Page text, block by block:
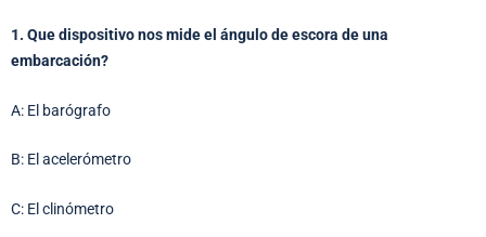
1. Que dispositivo nos mide el ángulo de escora de una
embarcación?
A: El barógrafo
B: El acelerómetro
C: El clinómetro